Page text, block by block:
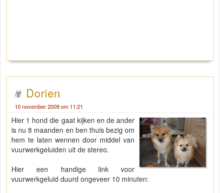
Dorien
10 november 2009 om 11:21
Hier 1 hond die gaat kijken en de ander
is nu 8 maanden en ben thuis bezig om
hem te laten wennen door middel van
vuurwerkgeluiden uit de stereo.
Hier een handige link voor
vuurwerkgeluid duurd ongeveer 10 minuten: